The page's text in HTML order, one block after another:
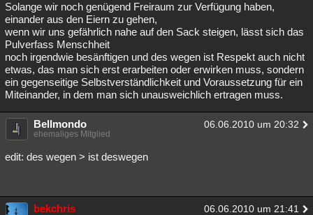
Solange wir noch genügend Freiraum zur Verfügung haben,
einander aus den Eiern zu gehen,
wenn wir uns gefährlich nahe auf den Sack steigen, lässt sich das
Pulverfass Menschheit
noch irgendwie besänftigen und des wegen ist Respekt auch nicht
etwas, das man sich erst erarbeiten oder erwirken muss, sondern
ein gegenseitige Selbstverständlichkeit und Voraussetzung für ein
Miteinander, in dem man sich unausweichlich ertragen muss.
Bellmondo 06.06.2010 um 20:32
ehemaliges Mitglied
edit: des wegen > ist deswegen
bekchris 06.06.2010 um 21:41